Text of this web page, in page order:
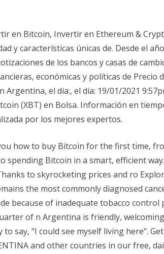
en Bitcoin, Invertir en Ethereum &
y características únicas de. Desde el
de los bancos y casas de
económicas y políticas de Precio
Argentina, el día:, el día: 19/01/2021
(XBT) en Bolsa. Información en
por los mejores expertos.
how to buy Bitcoin for the first time,
spending Bitcoin in a smart, efficient
to skyrocketing prices and ro
the most commonly diagnosed
because of inadequate tobacco control
of n Argentina is friendly,
say, “I could see myself living here".
​​​and other countries in our free,